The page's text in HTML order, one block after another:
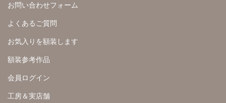
お問い合わせフォーム
よくあるご質問
お気入りを額装します
額装参考作品
会員ログイン
工房＆実店舗